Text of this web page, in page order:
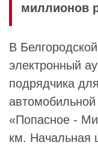
миллионов
В
электронный
подрядчика
автомобильной
«Попасное -
км. Начальная